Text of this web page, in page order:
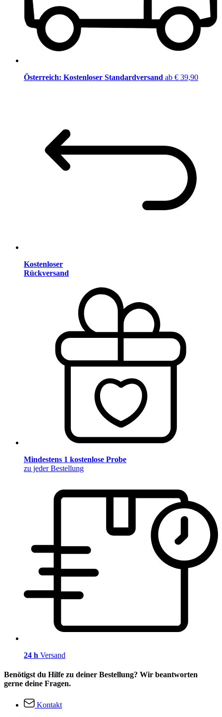
Österreich: Kostenloser Standardversand ab € 39,90
Kostenloser
Rückversand
Mindestens 1 kostenlose Probe
zu jeder Bestellung
24 h Versand
Benötigst du Hilfe zu deiner Bestellung? Wir beantworten
gerne deine Fragen.
Kontakt